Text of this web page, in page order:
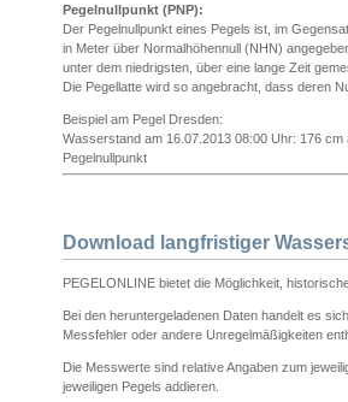
Pegelnullpunkt (PNP):
Der Pegelnullpunkt eines Pegels ist, im
in Meter über Normalhöhennull (NHN)
unter dem niedrigsten, über eine lange Zeit
Die Pegellatte wird so angebracht, dass deren
Beispiel am Pegel Dresden:
Wasserstand am 16.07.2013 08:00 Uhr: 176 cm
Pegelnullpunkt
Download langfristiger
PEGELONLINE bietet die Möglichkeit,
Bei den heruntergeladenen Daten handelt es
Messfehler oder andere Unregelmäßigkeiten
Die Messwerte sind relative Angaben zum
jeweiligen Pegels addieren.